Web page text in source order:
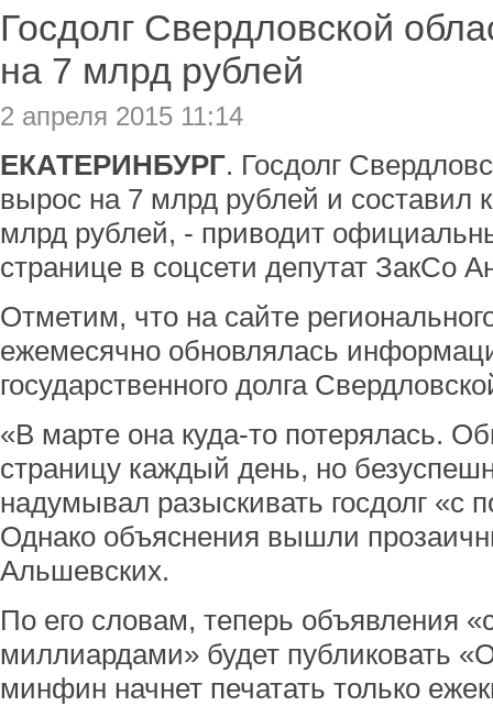
Госдолг Свердловской
на 7 млрд рублей
2 апреля 2015 11:14
ЕКАТЕРИНБУРГ. Госдолг
вырос на 7 млрд рублей и составил
млрд рублей, - приводит
странице в соцсети депутат ЗакСо
Отметим, что на сайте
ежемесячно обновлялась
государственного долга
«В марте она куда-то потерялась.
страницу каждый день, но
надумывал разыскивать госдолг
Однако объяснения вышли
Альшевских.
По его словам, теперь объявления
миллиардами» будет публиковать
минфин начнет печатать только